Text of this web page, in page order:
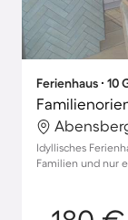
Ferienhaus ∙ 10
Idyllisches
Familien und nur